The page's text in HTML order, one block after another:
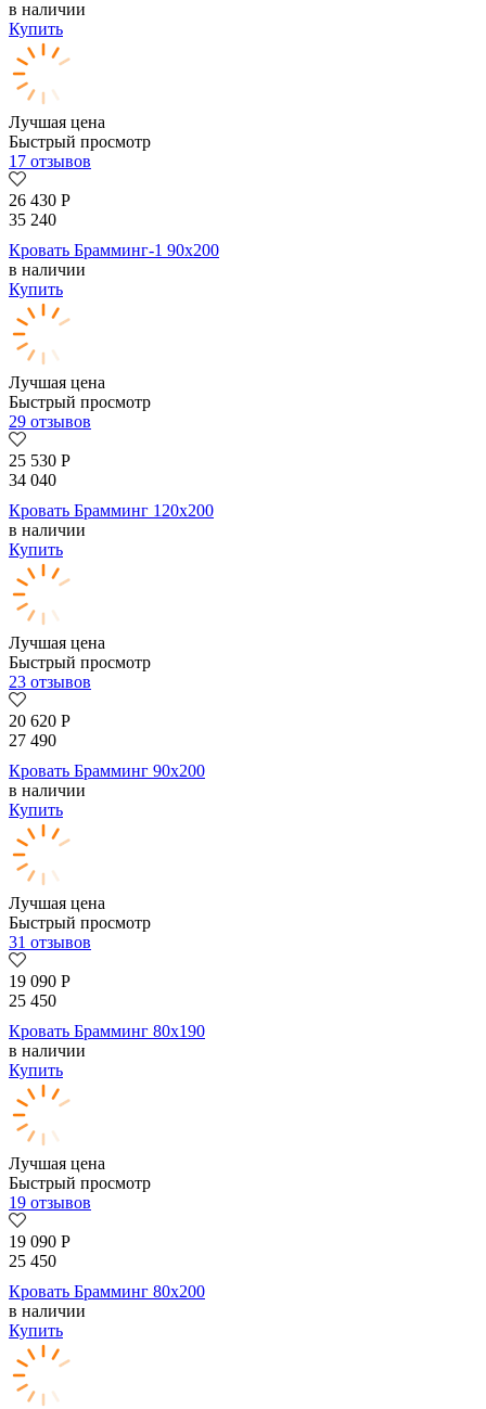
в наличии
Купить
Лучшая цена
Быстрый просмотр
17 отзывов
26 430 Р
35 240
Кровать Брамминг-1 90х200
в наличии
Купить
Лучшая цена
Быстрый просмотр
29 отзывов
25 530 Р
34 040
Кровать Брамминг 120х200
в наличии
Купить
Лучшая цена
Быстрый просмотр
23 отзывов
20 620 Р
27 490
Кровать Брамминг 90х200
в наличии
Купить
Лучшая цена
Быстрый просмотр
31 отзывов
19 090 Р
25 450
Кровать Брамминг 80х190
в наличии
Купить
Лучшая цена
Быстрый просмотр
19 отзывов
19 090 Р
25 450
Кровать Брамминг 80х200
в наличии
Купить